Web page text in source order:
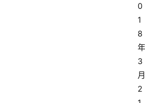
0
1
8
年
3
月
2